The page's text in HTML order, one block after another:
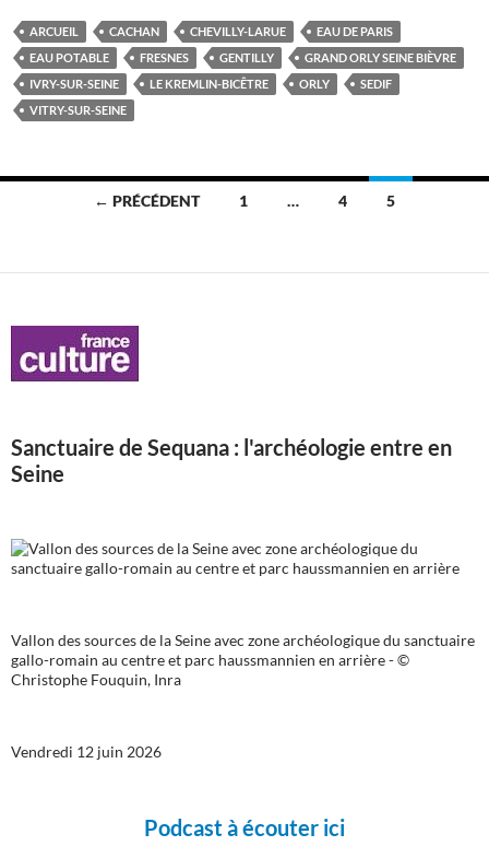
ARCUEIL CACHAN CHEVILLY-LARUE
EAU DE PARIS
EAU POTABLE
FRESNES GENTILLY
GRAND ORLY SEINE BIÈVRE
IVRY-SUR-SEINE
LE KREMLIN-BICÊTRE ORLY
SEDIF
VITRY-SUR-SEINE
Navigation
articles
← PRÉCÉDENT 1 … 4 5
Sanctuaire de Sequana : l'archéologie entre en
Seine
Vallon des sources de la Seine avec zone archéologique du sanctuaire
gallo-romain au centre et parc haussmannien en arrière - ©
Christophe Fouquin, Inra
Vendredi 12 juin 2026
Podcast à écouter ici